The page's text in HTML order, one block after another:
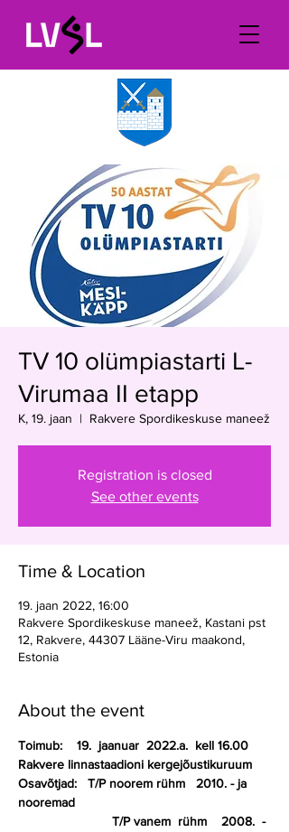
TV 10 olümpiastarti L-
Virumaa II etapp
K, 19. jaan
  |
Rakvere Spordikeskuse maneež
Registration is closed
See other events
Time & Location
19. jaan 2022, 16:00
Rakvere Spordikeskuse maneež, Kastani pst
12, Rakvere, 44307 Lääne-Viru maakond,
Estonia
About the event
Toimub:    19.  jaanuar  2022.a.  kell 16.00
Rakvere linnastaadioni kergejõustikuruum
Osavõtjad:   T/P noorem rühm   2010. - ja
nooremad
T/P vanem  rühm    2008.  -